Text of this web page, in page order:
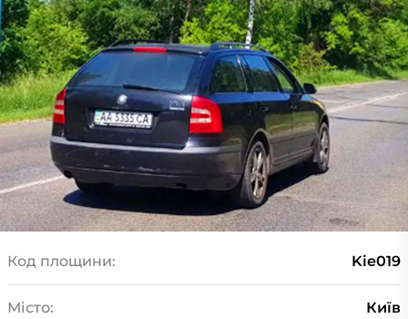
Код площини: Kie019
Місто: Київ